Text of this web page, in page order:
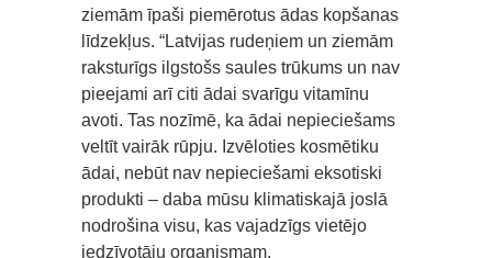
ziemām īpaši piemērotus ādas kopšanas
līdzekļus. “Latvijas rudeņiem un ziemām
raksturīgs ilgstošs saules trūkums un nav
pieejami arī citi ādai svarīgu vitamīnu
avoti. Tas nozīmē, ka ādai nepieciešams
veltīt vairāk rūpju. Izvēloties kosmētiku
ādai, nebūt nav nepieciešami eksotiski
produkti – daba mūsu klimatiskajā joslā
nodrošina visu, kas vajadzīgs vietējo
iedzīvotāju organismam.